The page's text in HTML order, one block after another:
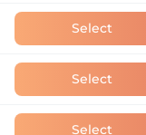
Select
Select
Select